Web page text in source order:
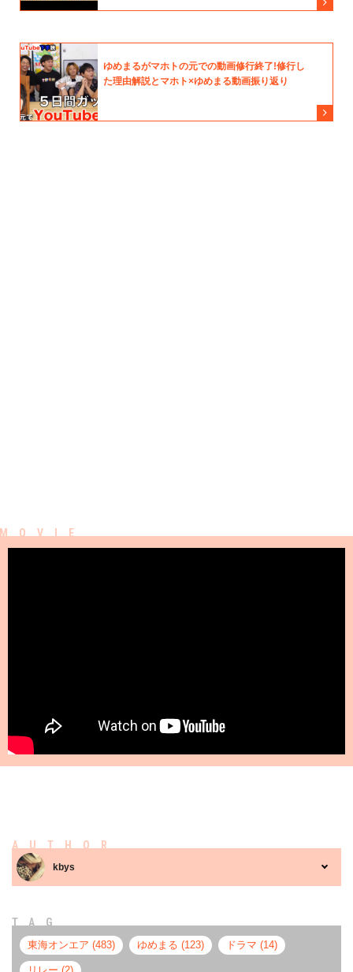
AUTHOR
kbys
TAG
東海オンエア (483) ゆめまる (123) ドラマ (14)